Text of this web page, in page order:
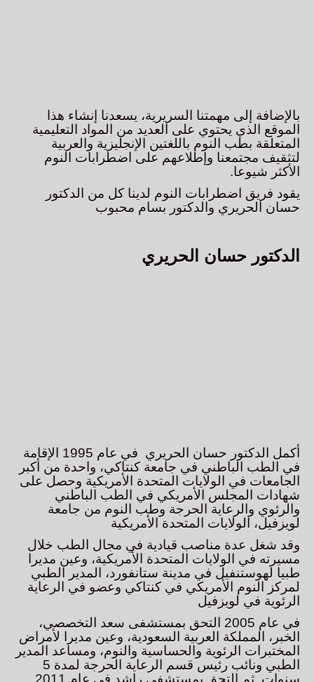
بالإضافة إلى مهمتنا السريرية، يسعدنا إنشاء هذا
الموقع الذي يحتوي على العديد من المواد التعليمية
المتعلقة بطب النوم باللغتين الإنجليزية والعربية
لتثقيف مجتمعنا وإطلاعهم على اضطرابات النوم
الأكثر شيوعا.
يقود فريق اضطرابات النوم لدينا كل من الدكتور
حسان الحريري والدكتور بسام محبوب
الدكتور حسان الحريري
أكمل الدكتور حسان الحريري في عام 1995 الإقامة
في الطب الباطني في جامعة كنتاكي، واحدة من أكبر
الجامعات في الولايات المتحدة الأمريكية وحصل على
شهادات المجلس الأمريكي في الطب الباطني
والرئوي والرعاية الحرجة وطب النوم من جامعة
لويزفيل، الولايات المتحدة الأمريكية
وقد شغل عدة مناصب قيادية في مجال الطب خلال
مسيرته في الولايات المتحدة الأمريكية، وعين مديرا
طبيا لهوستنفيل في مدينة ستانفورد، المدير الطبي
لمركز النوم الأمريكي في كنتاكي وعضو في الرعاية
الرئوية في لويزفيل
في عام 2005 التحق بمستشفى سعد التخصصي،
الخبر، المملكة العربية السعودية، وعين مديرا لأمراض
المختبرات الرئوية والحساسية والنوم، ومساعد المدير
الطبي ونائب رئيس قسم الرعاية الحرجة لمدة 5
سنوات. ثم التحق بمستشفى راشد في عام 2011